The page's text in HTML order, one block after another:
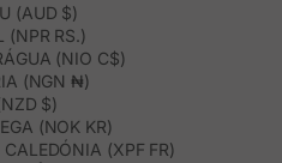
(AUD $)
(NPR RS.)
(NIO C$)
(NGN ₦)
$)
(NOK KR)
CALEDÓNIA (XPF FR)